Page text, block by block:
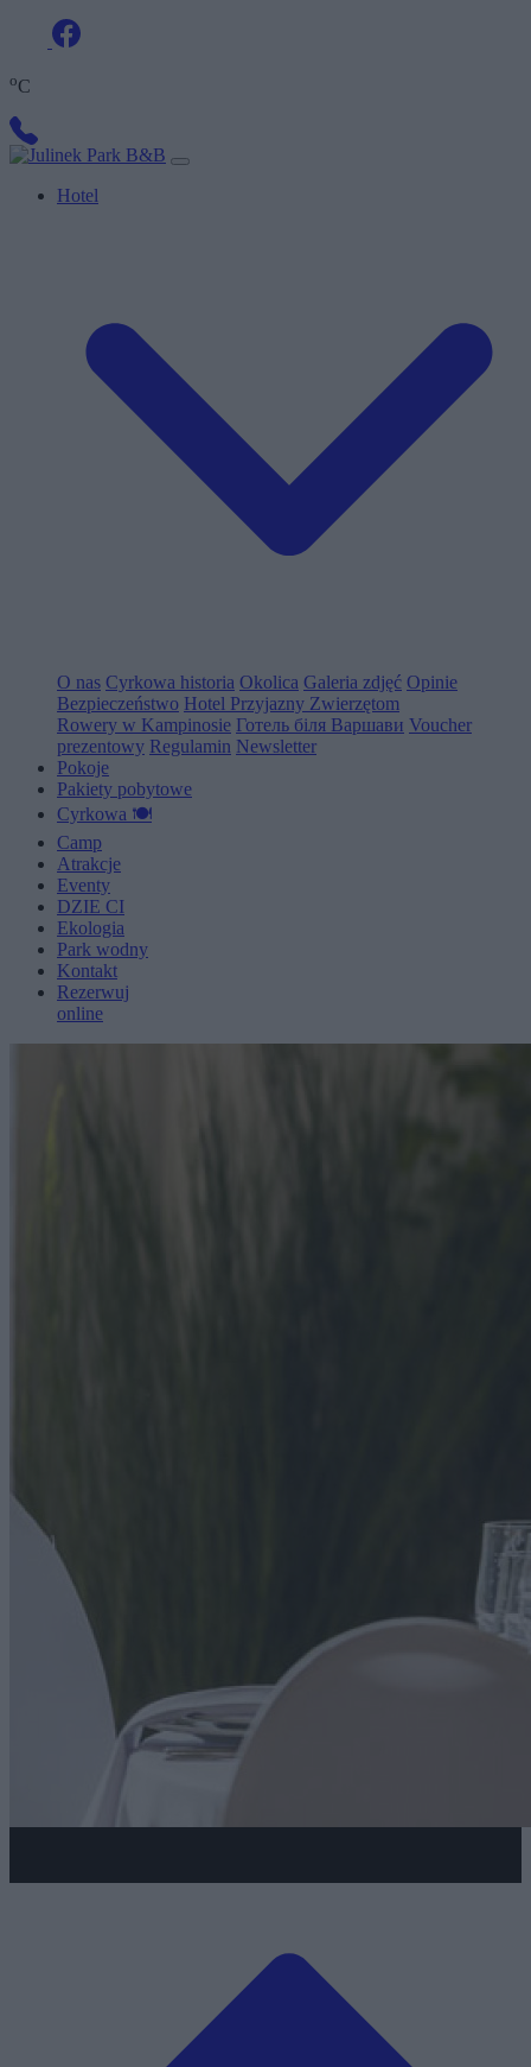
oC
Hotel
O nas Cyrkowa historia Okolica Galeria zdjęć Opinie
Bezpieczeństwo Hotel Przyjazny Zwierzętom
Rowery w Kampinosie Готель біля Варшави Voucher
prezentowy Regulamin Newsletter
Pokoje
Pakiety pobytowe
Cyrkowa 🍽️
Camp
Atrakcje
Eventy
DZIE CI
Ekologia
Park wodny
Kontakt
Rezerwuj
online